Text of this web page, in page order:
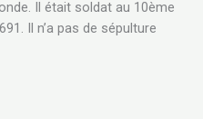
Il était soldat au 10ème
Il n’a pas de sépulture